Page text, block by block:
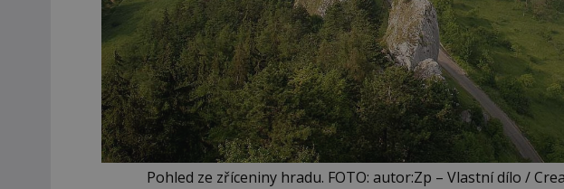
Pohled ze zříceniny hradu. FOTO: autor:Zp – Vlastní dílo /